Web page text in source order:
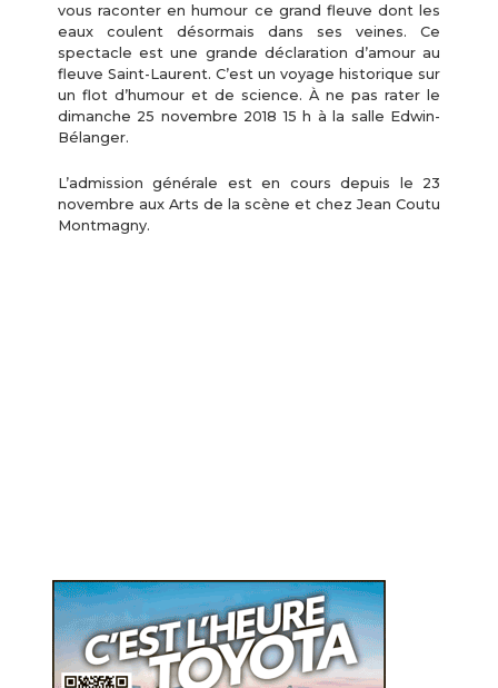
vous raconter en humour ce grand fleuve dont les
eaux coulent désormais dans ses veines. Ce
spectacle est une grande déclaration d’amour au
fleuve Saint-Laurent. C’est un voyage historique sur
un flot d’humour et de science. À ne pas rater le
dimanche 25 novembre 2018 15 h à la salle Edwin-
Bélanger.
L’admission générale est en cours depuis le 23
novembre aux Arts de la scène et chez Jean Coutu
Montmagny.